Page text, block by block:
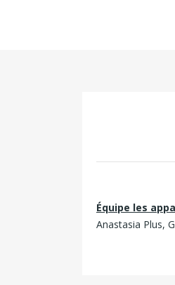
Équipe les
Anastasia Plus,